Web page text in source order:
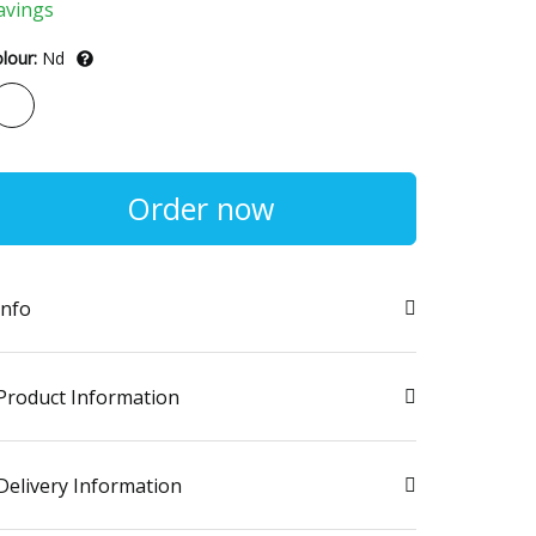
Nd
Order now
Information
Information